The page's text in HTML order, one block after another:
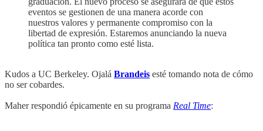
eventos se gestionen de una manera acorde con
nuestros valores y permanente compromiso con la
libertad de expresión. Estaremos anunciando la nueva
política tan pronto como esté lista.
Kudos a UC Berkeley. Ojalá Brandeis esté tomando nota de cómo
no ser cobardes.
Maher respondió épicamente en su programa Real Time: